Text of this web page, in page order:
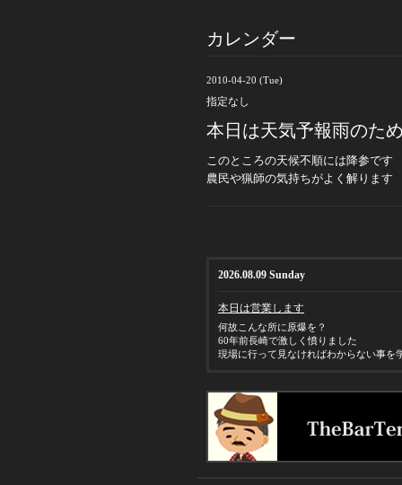
カレンダー
2010-04-20 (Tue)
指定なし
本日は天気予報雨のた
このところの天候不順には降参です
農民や猟師の気持ちがよく解ります
2026.08.09 Sunday
本日は営業します
何故こんな所に原爆を？
60年前長崎で激しく憤りました
現場に行って見なければわからない事を